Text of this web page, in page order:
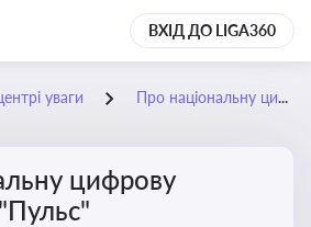
ВХІД ДО LIGA360
уваги Про національну цифрову платформу "Пульс"
цифрову